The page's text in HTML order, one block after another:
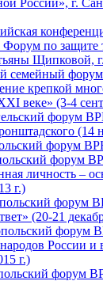
России», г.
Форум по защите
Щипковой,
семейный
крепкой
веке» (3-4
форум
(14
форум
форум
личность –
г.)
форум
(20-21
форум
России и
г.)
форум